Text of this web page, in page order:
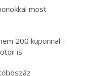
most
200 kuponnal –
is